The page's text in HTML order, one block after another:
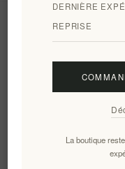
S'abonner Se
DERNIÈRE
REPRISE
La boutique